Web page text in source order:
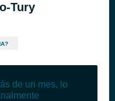
Tury
de un mes, lo